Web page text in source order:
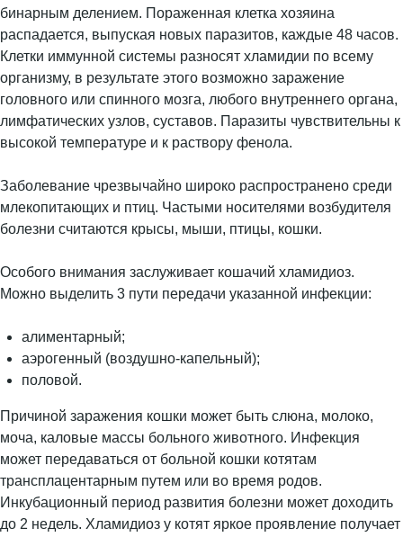
бинарным делением. Пораженная клетка хозяина
распадается, выпуская новых паразитов, каждые 48 часов.
Клетки иммунной системы разносят хламидии по всему
организму, в результате этого возможно заражение
головного или спинного мозга, любого внутреннего органа,
лимфатических узлов, суставов. Паразиты чувствительны к
высокой температуре и к раствору фенола.
Заболевание чрезвычайно широко распространено среди
млекопитающих и птиц. Частыми носителями возбудителя
болезни считаются крысы, мыши, птицы, кошки.
Особого внимания заслуживает кошачий хламидиоз.
Можно выделить 3 пути передачи указанной инфекции:
алиментарный;
аэрогенный (воздушно-капельный);
половой.
Причиной заражения кошки может быть слюна, молоко,
моча, каловые массы больного животного. Инфекция
может передаваться от больной кошки котятам
трансплацентарным путем или во время родов.
Инкубационный период развития болезни может доходить
до 2 недель. Хламидиоз у котят яркое проявление получает